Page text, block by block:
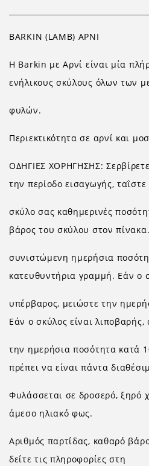
BARKIN (LAMB) ΑΡΝΙ
H Barkin με Αρνί είναι μία
ενήλικους σκύλους όλων των
φυλών.
Περιεκτικότητα σε αρνί και
ΟΔΗΓΙΕΣ ΧΟΡΗΓΗΣΗΣ:
την περίοδο εισαγωγής, ταΐστε
σκύλο σας καθημερινές
βάρος του σκύλου στον
συνιστώμενη ημερήσια
κατευθυντήρια γραμμή. Εάν ο
υπέρβαρος, μειώστε την
Εάν ο σκύλος είναι λιποβαρής,
την ημερήσια ποσότητα κατά
πρέπει να είναι πάντα
Φυλάσσεται σε δροσερό, ξηρό
άμεσο ηλιακό φως.
Αριθμός παρτίδας, καθαρό
δείτε τις πληροφορίες στη